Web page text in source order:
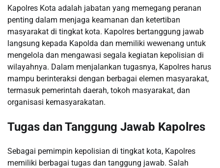
Kapolres Kota adalah jabatan yang memegang peranan
penting dalam menjaga keamanan dan ketertiban
masyarakat di tingkat kota. Kapolres bertanggung jawab
langsung kepada Kapolda dan memiliki wewenang untuk
mengelola dan mengawasi segala kegiatan kepolisian di
wilayahnya. Dalam menjalankan tugasnya, Kapolres harus
mampu berinteraksi dengan berbagai elemen masyarakat,
termasuk pemerintah daerah, tokoh masyarakat, dan
organisasi kemasyarakatan.
Tugas dan Tanggung Jawab Kapolres
Sebagai pemimpin kepolisian di tingkat kota, Kapolres
memiliki berbagai tugas dan tanggung jawab. Salah